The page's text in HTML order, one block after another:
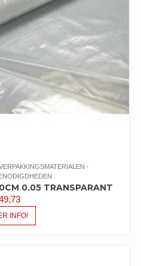
0.05 TRANSPARANT
INFO!